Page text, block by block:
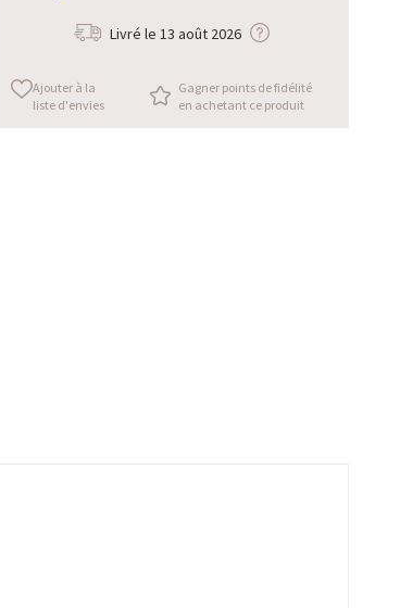
Livré le13 août 2026
Ajouter à la
liste d'envies
Gagner points de fidélité
en achetant ce produit